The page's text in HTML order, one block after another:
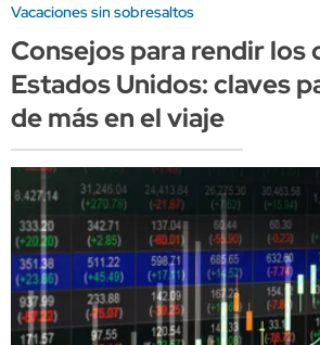
Vacaciones sin sobresaltos
Consejos para rendir los
Estados Unidos: claves
de más en el viaje